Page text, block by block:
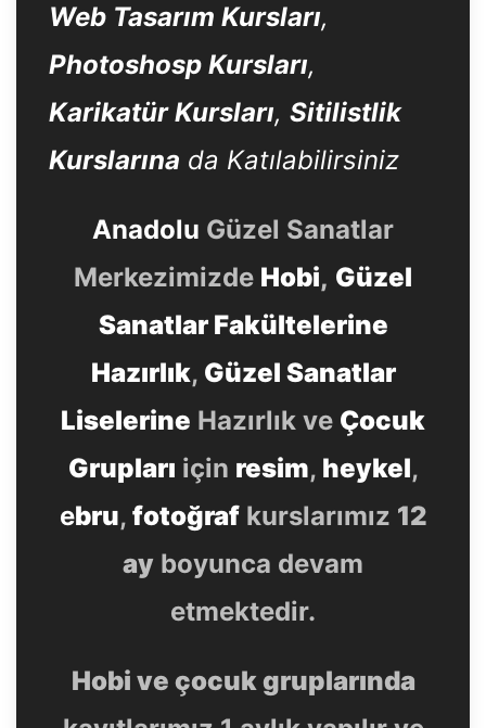
Web Tasarım Kursları,
Photoshosp Kursları,
Karikatür Kursları, Sitilistlik
Kurslarına da Katılabilirsiniz
Anadolu Güzel Sanatlar
Merkezimizde Hobi, Güzel
Sanatlar Fakültelerine
Hazırlık, Güzel Sanatlar
Liselerine Hazırlık ve Çocuk
Grupları için resim, heykel,
ebru, fotoğrafkurslarımız 12
ay boyunca devam
etmektedir.
Hobi ve çocuk gruplarında